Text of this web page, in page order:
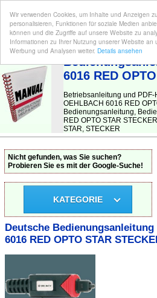
Wir verwenden Cookies, um Inhalte und Anzeigen zu
personalisieren, Funktionen für soziale Medien
können und die Zugriffe auf unsere Website zu
Informationen zu Ihrer Nutzung unserer Website an
Werbung und Analysen weiter. Details ansehen
BEDIENUNGSANLEITUNG| Hier finden Sie
6016 RED
Betriebsanleitung und
OEHLBACH 6016 RED
Bedienungsanleitung,
RED OPTO STAR
STAR, STECKER
Nicht gefunden, was Sie suchen?
Probieren Sie es mit der Google-Suche!
KATEGORIE
Deutsche
6016 RED OPTO STAR